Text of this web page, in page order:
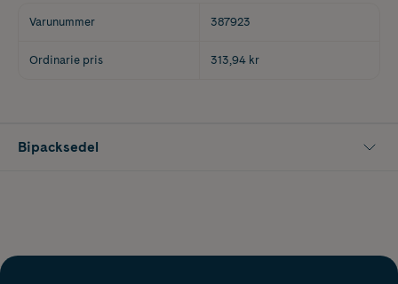
Varunummer 387923
Ordinarie pris 313,94 kr
Bipacksedel